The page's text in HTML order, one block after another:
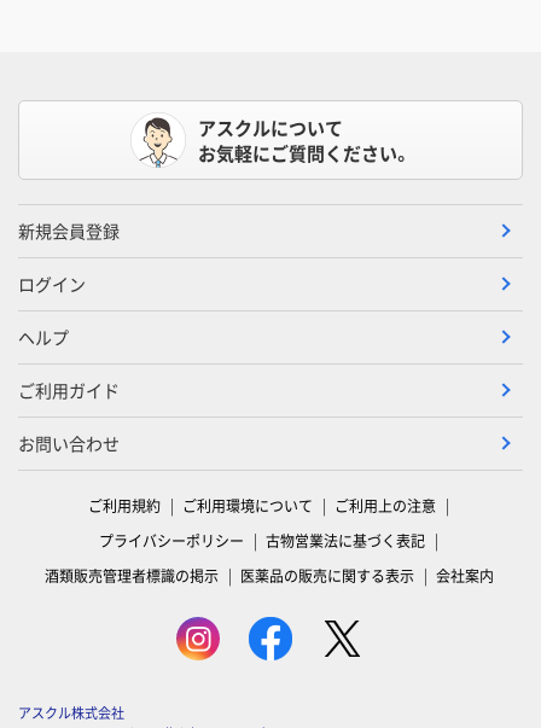
アスクルについて
お気軽にご質問ください。
新規会員登録
ログイン
ヘルプ
ご利用ガイド
お問い合わせ
ご利用規約 ご利用環境について
ご利用上の注意
プライバシーポリシー
古物営業法に基づく表記
酒類販売管理者標識の掲示
医薬品の販売に関する表示 会社案内
アスクル株式会社